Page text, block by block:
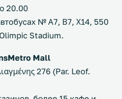
20.00
№ Α7, Β7, Χ14, 550
Stadium.
Mall
276 (Par. Leof.